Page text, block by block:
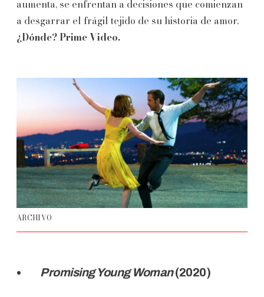
aumenta, se enfrentan a decisiones que comienzan
a desgarrar el frágil tejido de su historia de amor.
¿Dónde? Prime Video.
ARCHIVO
Promising Young Woman(2020)